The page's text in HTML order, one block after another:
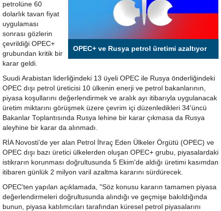
OPEC+ ve Rusya petrol üretimi azaltıyor
petrolüne 60
dolarlık tavan fiyat
uygulaması
sonrası gözlerin
çevrildiği OPEC+
grubundan kritik bir
karar geldi.
Suudi Arabistan liderliğindeki 13 üyeli OPEC ile Rusya önderliğindeki
OPEC dışı petrol üreticisi 10 ülkenin enerji ve petrol bakanlarının,
piyasa koşullarını değerlendirmek ve aralık ayı itibarıyla uygulanacak
üretim miktarını görüşmek üzere çevrim içi düzenledikleri 34'üncü
Bakanlar Toplantısında Rusya lehine bir karar çıkmasa da Rusya
aleyhine bir karar da alınmadı.
RİA Novosti’de yer alan Petrol İhraç Eden Ülkeler Örgütü (OPEC) ve
OPEC dışı bazı üretici ülkelerden oluşan OPEC+ grubu, piyasalardaki
istikrarın korunması doğrultusunda 5 Ekim'de aldığı üretimi kasımdan
itibaren günlük 2 milyon varil azaltma kararını sürdürecek.
OPEC'ten yapılan açıklamada, "Söz konusu kararın tamamen piyasa
değerlendirmeleri doğrultusunda alındığı ve geçmişe bakıldığında
bunun, piyasa katılımcıları tarafından küresel petrol piyasalarını